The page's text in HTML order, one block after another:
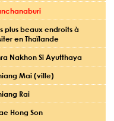
plus beaux endroits à
en Thaïlande
Nakhon Si Ayutthaya
Mai (ville)
Rai
Hong Son